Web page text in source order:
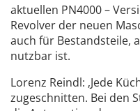
aktuellen PN4000 –
Revolver der neuen
auch für Bestandsteile,
nutzbar ist.
Lorenz Reindl: ‚Jede
zugeschnitten. Bei den